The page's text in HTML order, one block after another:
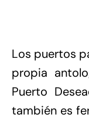
Los puertos
propia
Puerto
también es